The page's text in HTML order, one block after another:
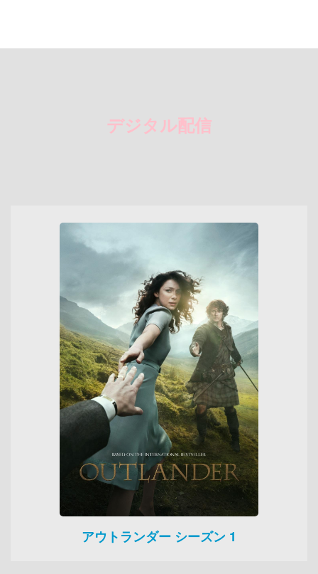
デジタル配信
アウトランダー シーズン 1